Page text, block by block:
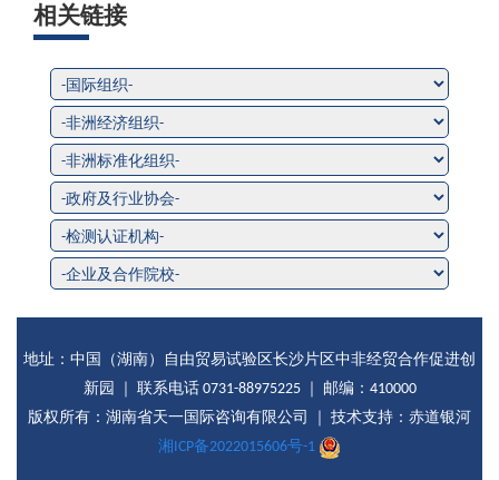
相关链接
地址：中国（湖南）自由贸易试验区长沙片区中非经贸合作促进创
新园 ｜ 联系电话 0731-88975225 ｜ 邮编：410000
版权所有：湖南省天一国际咨询有限公司 ｜ 技术支持：赤道银河
湘ICP备2022015606号-1